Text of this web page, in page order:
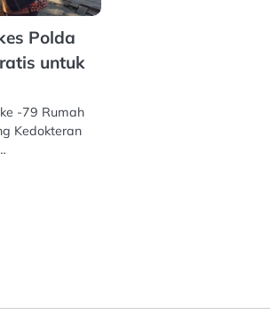
Polda
untuk
-79 Rumah
Kedokteran